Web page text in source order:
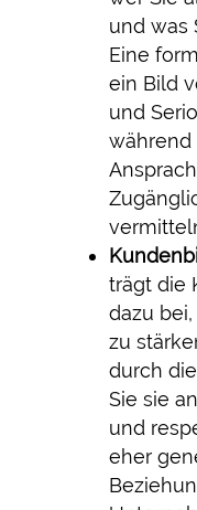
und was
Eine
ein Bild
und
trägt die
dazu
zu
durch
Sie sie
und
eher